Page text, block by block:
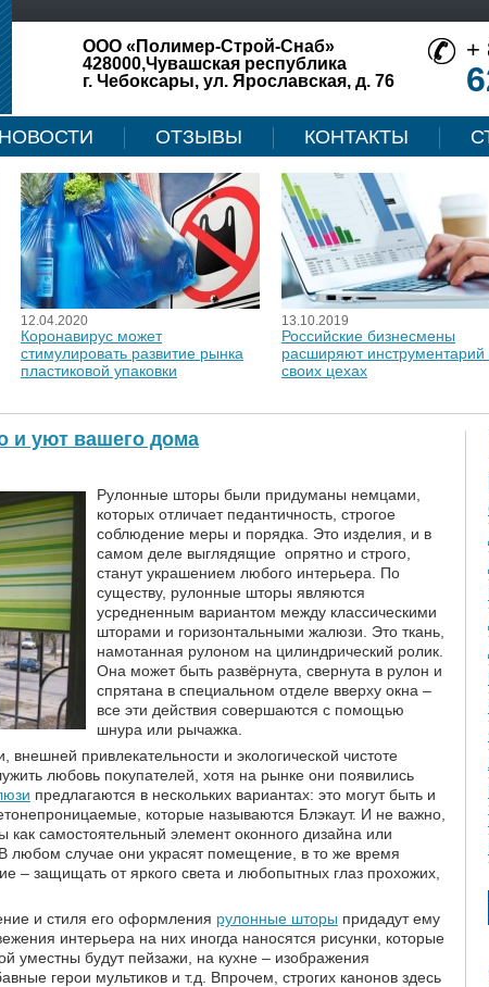
ООО «Полимер-Строй-Снаб»
428000,Чувашская республика
г. Чебоксары, ул. Ярославская, д. 76
+
НОВОСТИ ОТЗЫВЫ КОНТАКТЫ
12.04.2020
Коронавирус может
стимулировать развитие рынка
пластиковой упаковки
13.10.2019
Российские бизнесмены
расширяют инструментарий
своих цехах
и уют вашего дома
Рулонные шторы были придуманы немцами,
которых отличает педантичность, строгое
соблюдение меры и порядка. Это изделия, и в
самом деле выглядящие опрятно и строго,
станут украшением любого интерьера. По
существу, рулонные шторы являются
усредненным вариантом между классическими
шторами и горизонтальными жалюзи. Это ткань,
намотанная рулоном на цилиндрический ролик.
Она может быть развёрнута, свернута в рулон и
спрятана в специальном отделе вверху окна –
все эти действия совершаются с помощью
шнура или рычажка.
внешней привлекательности и экологической чистоте
любовь покупателей, хотя на рынке они появились
предлагаются в нескольких вариантах: это могут быть и
которые называются Блэкаут. И не важно,
самостоятельный элемент оконного дизайна или
любом случае они украсят помещение, в то же время
– защищать от яркого света и любопытных глаз прохожих,
и стиля его оформления рулонные шторы придадут ему
интерьера на них иногда наносятся рисунки, которые
уместны будут пейзажи, на кухне – изображения
герои мультиков и т.д. Впрочем, строгих канонов здесь